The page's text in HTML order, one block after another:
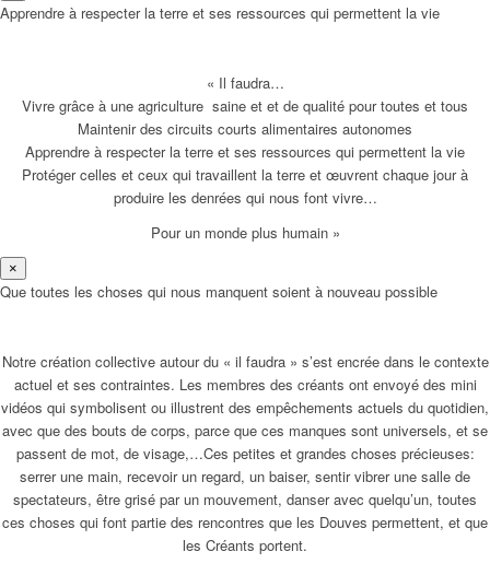
Apprendre à respecter la terre et ses ressources qui permettent la vie
« Il faudra…
Vivre grâce à une agriculture saine et et de qualité pour toutes et tous
Maintenir des circuits courts alimentaires autonomes
Apprendre à respecter la terre et ses ressources qui permettent la vie
Protéger celles et ceux qui travaillent la terre et œuvrent chaque jour à
produire les denrées qui nous font vivre…
Pour un monde plus humain »
×
Que toutes les choses qui nous manquent soient à nouveau possible
Notre création collective autour du « il faudra » s’est encrée dans le contexte
actuel et ses contraintes. Les membres des créants ont envoyé des mini
vidéos qui symbolisent ou illustrent des empêchements actuels du quotidien,
avec que des bouts de corps, parce que ces manques sont universels, et se
passent de mot, de visage,…Ces petites et grandes choses précieuses:
serrer une main, recevoir un regard, un baiser, sentir vibrer une salle de
spectateurs, être grisé par un mouvement, danser avec quelqu’un, toutes
ces choses qui font partie des rencontres que les Douves permettent, et que
les Créants portent.